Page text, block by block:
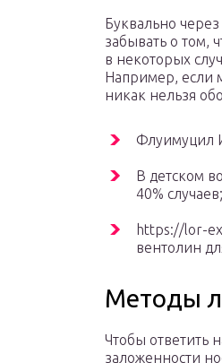
Буквально
забывать о том,
в некоторых
Например, если
никак нельзя
Флуимуцил
В детском
40% случаев;
https://lor-
вентолин
Методы
Чтобы ответить
заложенности